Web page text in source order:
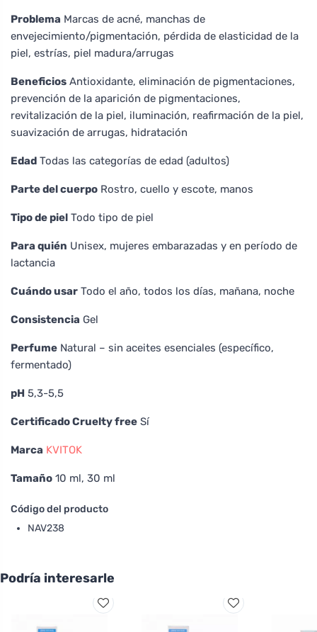
Problema Marcas de acné, manchas de
envejecimiento/pigmentación, pérdida de elasticidad de la
piel, estrías, piel madura/arrugas
Beneficios Antioxidante, eliminación de pigmentaciones,
prevención de la aparición de pigmentaciones,
revitalización de la piel, iluminación, reafirmación de la piel,
suavización de arrugas, hidratación
Edad Todas las categorías de edad (adultos)
Parte del cuerpo Rostro, cuello y escote, manos
Tipo de piel Todo tipo de piel
Para quién Unisex, mujeres embarazadas y en período de
lactancia
Cuándo usar Todo el año, todos los días, mañana, noche
Consistencia Gel
Perfume Natural – sin aceites esenciales (específico,
fermentado)
pH 5,3-5,5
Certificado Cruelty free Sí
Marca KVITOK
Tamaño 10 ml, 30 ml
Código del producto
NAV238
Podría interesarle